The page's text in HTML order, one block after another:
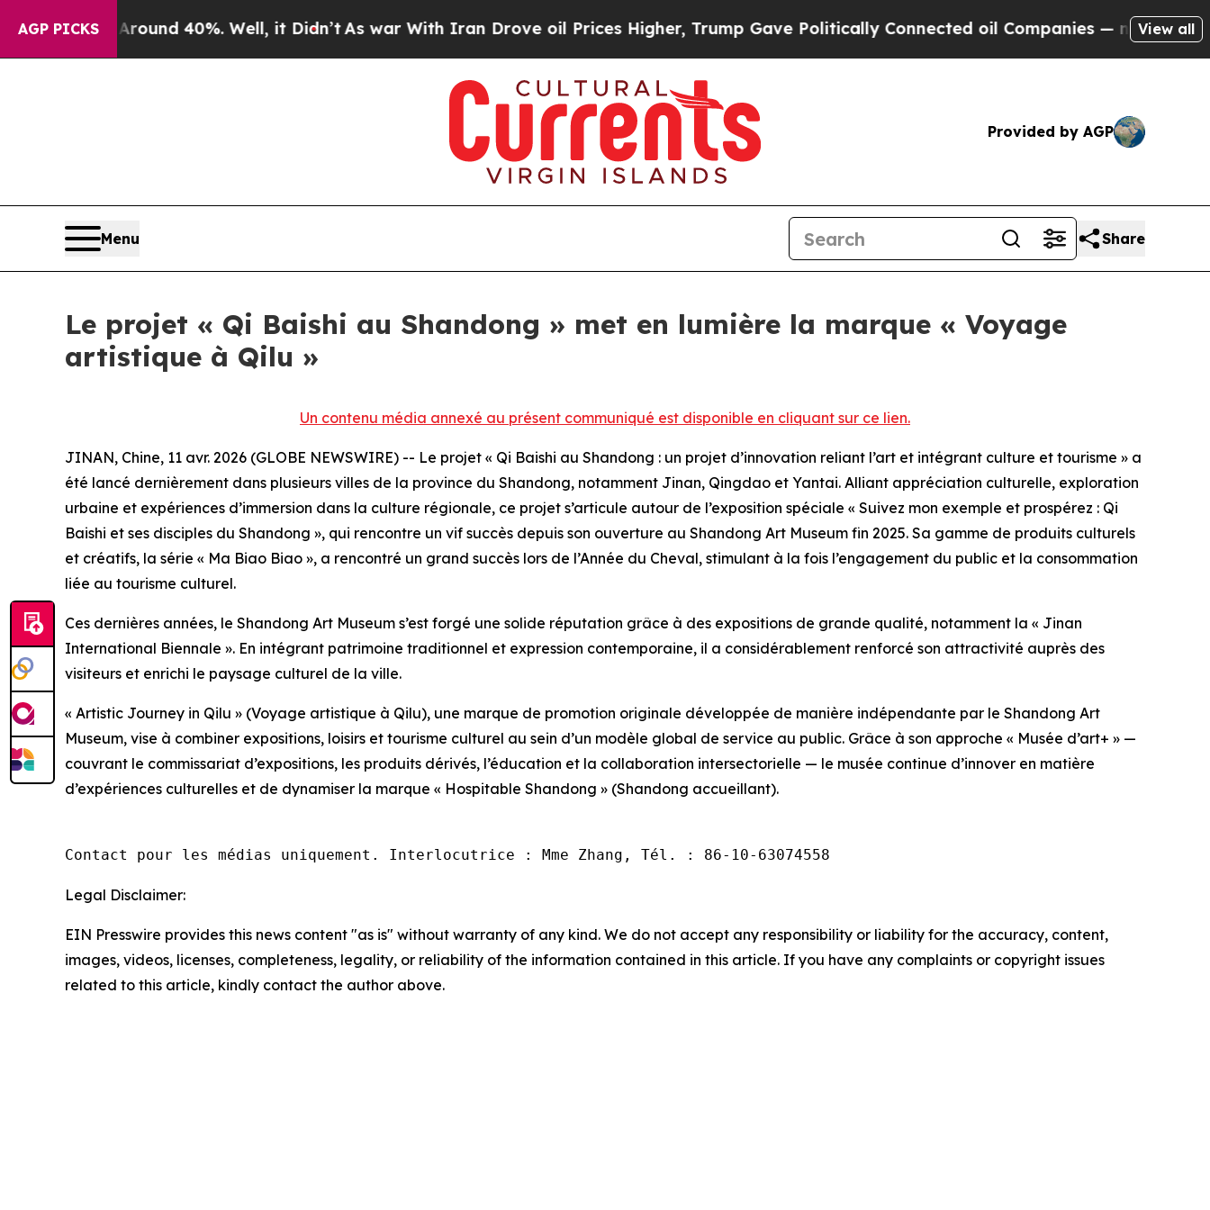
AGP PICKS
Floor Around 40%. Well, it Didn’tAs war With Iran Drove oil Prices Higher, Trump Gave Politically Connected oil Companies — not Taxpayers
View all
Provided by AGP
Menu Share
Le projet « Qi Baishi au Shandong » met en lumière la marque « Voyage
artistique à Qilu »
Un contenu média annexé au présent communiqué est disponible en cliquant sur ce lien.
JINAN, Chine, 11 avr. 2026 (GLOBE NEWSWIRE) -- Le projet « Qi Baishi au Shandong : un projet d’innovation reliant l’art et intégrant culture et tourisme » a
été lancé dernièrement dans plusieurs villes de la province du Shandong, notamment Jinan, Qingdao et Yantai. Alliant appréciation culturelle, exploration
urbaine et expériences d’immersion dans la culture régionale, ce projet s’articule autour de l’exposition spéciale « Suivez mon exemple et prospérez : Qi
Baishi et ses disciples du Shandong », qui rencontre un vif succès depuis son ouverture au Shandong Art Museum fin 2025. Sa gamme de produits culturels
et créatifs, la série « Ma Biao Biao », a rencontré un grand succès lors de l’Année du Cheval, stimulant à la fois l’engagement du public et la consommation
liée au tourisme culturel.
Ces dernières années, le Shandong Art Museum s’est forgé une solide réputation grâce à des expositions de grande qualité, notamment la « Jinan
International Biennale ». En intégrant patrimoine traditionnel et expression contemporaine, il a considérablement renforcé son attractivité auprès des
visiteurs et enrichi le paysage culturel de la ville.
« Artistic Journey in Qilu » (Voyage artistique à Qilu), une marque de promotion originale développée de manière indépendante par le Shandong Art
Museum, vise à combiner expositions, loisirs et tourisme culturel au sein d’un modèle global de service au public. Grâce à son approche « Musée d’art+ » —
couvrant le commissariat d’expositions, les produits dérivés, l’éducation et la collaboration intersectorielle — le musée continue d’innover en matière
d’expériences culturelles et de dynamiser la marque « Hospitable Shandong » (Shandong accueillant).
Contact pour les médias uniquement. Interlocutrice : Mme Zhang, Tél. : 86-10-63074558
Legal Disclaimer:
EIN Presswire provides this news content "as is" without warranty of any kind. We do not accept any responsibility or liability for the accuracy, content,
images, videos, licenses, completeness, legality, or reliability of the information contained in this article. If you have any complaints or copyright issues
related to this article, kindly contact the author above.